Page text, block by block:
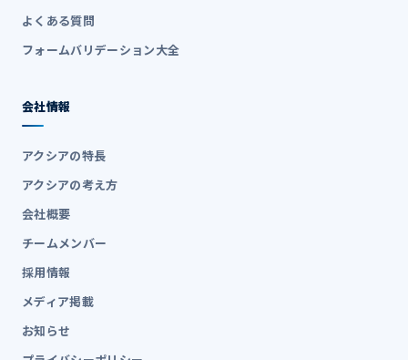
よくある質問
フォームバリデーション大全
会社情報
アクシアの特長
アクシアの考え方
会社概要
チームメンバー
採用情報
メディア掲載
お知らせ